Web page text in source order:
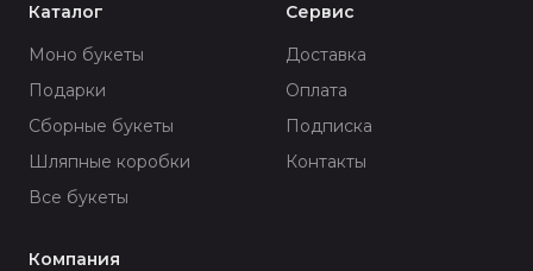
Каталог
Моно букеты
Подарки
Сборные букеты
Шляпные коробки
Все букеты
Сервис
Доставка
Оплата
Подписка
Контакты
Компания